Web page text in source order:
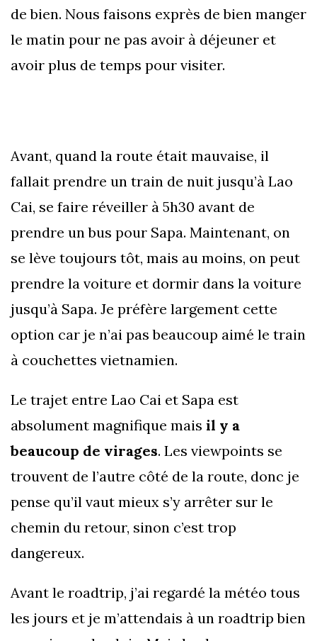
de bien. Nous faisons exprès de bien manger
le matin pour ne pas avoir à déjeuner et
avoir plus de temps pour visiter.
Avant, quand la route était mauvaise, il
fallait prendre un train de nuit jusqu’à Lao
Cai, se faire réveiller à 5h30 avant de
prendre un bus pour Sapa. Maintenant, on
se lève toujours tôt, mais au moins, on peut
prendre la voiture et dormir dans la voiture
jusqu’à Sapa. Je préfère largement cette
option car je n’ai pas beaucoup aimé le train
à couchettes vietnamien.
Le trajet entre Lao Cai et Sapa est
absolument magnifique mais il y a
beaucoup de virages. Les viewpoints se
trouvent de l’autre côté de la route, donc je
pense qu’il vaut mieux s’y arrêter sur le
chemin du retour, sinon c’est trop
dangereux.
Avant le roadtrip, j’ai regardé la météo tous
les jours et je m’attendais à un roadtrip bien